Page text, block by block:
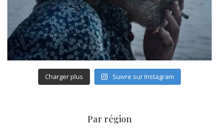
Charger plus Suivre sur Instagram
Par région